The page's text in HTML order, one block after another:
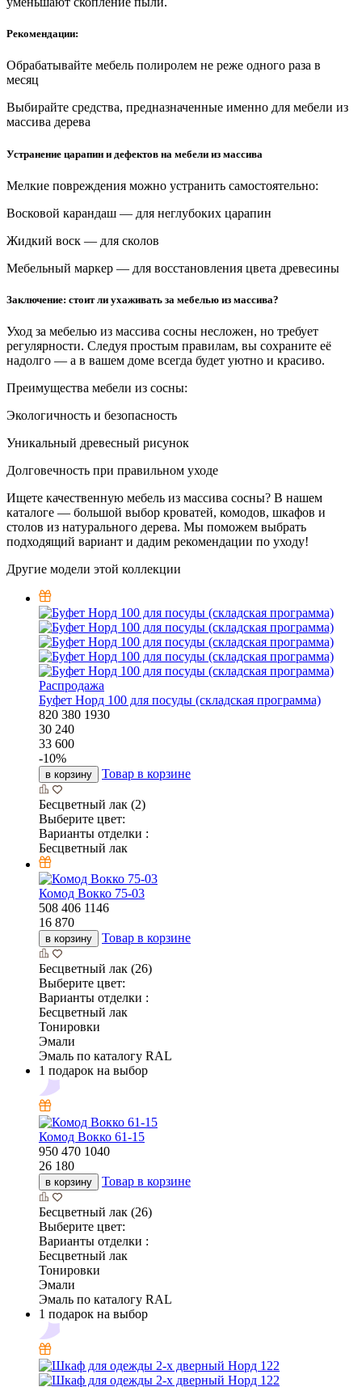
Рекомендации:
Обрабатывайте мебель полиролем не реже одного раза в
месяц
Выбирайте средства, предназначенные именно для мебели из
массива дерева
Устранение царапин и дефектов на мебели из массива
Мелкие повреждения можно устранить самостоятельно:
Восковой карандаш — для неглубоких царапин
Жидкий воск — для сколов
Мебельный маркер — для восстановления цвета древесины
Заключение: стоит ли ухаживать за мебелью из массива?
Уход за мебелью из массива сосны несложен, но требует
регулярности. Следуя простым правилам, вы сохраните её
надолго — а в вашем доме всегда будет уютно и красиво.
Преимущества мебели из сосны:
Экологичность и безопасность
Уникальный древесный рисунок
Долговечность при правильном уходе
Ищете качественную мебель из массива сосны? В нашем
каталоге — большой выбор кроватей, комодов, шкафов и
столов из натурального дерева. Мы поможем выбрать
подходящий вариант и дадим рекомендации по уходу!
Другие модели этой коллекции
Распродажа
Буфет Норд 100 для посуды (складская программа)
820 380 1930
30 240
33 600
-10%
в корзину Товар в корзине
Бесцветный лак (2)
Выберите цвет:
Варианты отделки :
Бесцветный лак
Комод Вокко 75-03
508 406 1146
16 870
в корзину Товар в корзине
Бесцветный лак (26)
Выберите цвет:
Варианты отделки :
Бесцветный лак
Тонировки
Эмали
Эмаль по каталогу RAL
1 подарок на выбор
Комод Вокко 61-15
950 470 1040
26 180
в корзину Товар в корзине
Бесцветный лак (26)
Выберите цвет:
Варианты отделки :
Бесцветный лак
Тонировки
Эмали
Эмаль по каталогу RAL
1 подарок на выбор